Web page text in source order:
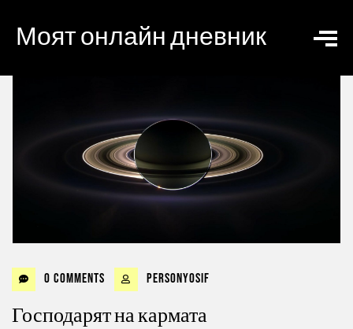
Моят онлайн дневник
0 Comments personyosif
Господарят на кармата